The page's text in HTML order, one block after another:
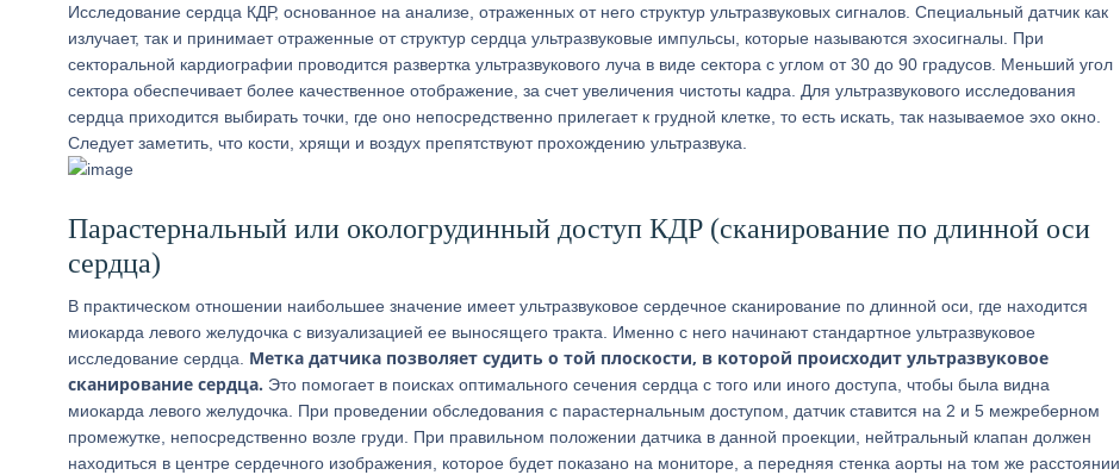
Исследование сердца КДР, основанное на анализе, отраженных от него структур ультразвуковых сигналов. Специальный датчик как
излучает, так и принимает отраженные от структур сердца ультразвуковые импульсы, которые называются эхосигналы. При
секторальной кардиографии проводится развертка ультразвукового луча в виде сектора с углом от 30 до 90 градусов. Меньший угол
сектора обеспечивает более качественное отображение, за счет увеличения чистоты кадра. Для ультразвукового исследования
сердца приходится выбирать точки, где оно непосредственно прилегает к грудной клетке, то есть искать, так называемое эхо окно.
Следует заметить, что кости, хрящи и воздух препятствуют прохождению ультразвука.
Парастернальный или окологрудинный доступ КДР (сканирование по длинной оси
сердца)
В практическом отношении наибольшее значение имеет ультразвуковое сердечное сканирование по длинной оси, где находится
миокарда левого желудочка с визуализацией ее выносящего тракта. Именно с него начинают стандартное ультразвуковое
исследование сердца. Метка датчика позволяет судить о той плоскости, в которой происходит ультразвуковое
сканирование сердца. Это помогает в поисках оптимального сечения сердца с того или иного доступа, чтобы была видна
миокарда левого желудочка. При проведении обследования с парастернальным доступом, датчик ставится на 2 и 5 межреберном
промежутке, непосредственно возле груди. При правильном положении датчика в данной проекции, нейтральный клапан должен
находиться в центре сердечного изображения, которое будет показано на мониторе, а передняя стенка аорты на том же расстоянии